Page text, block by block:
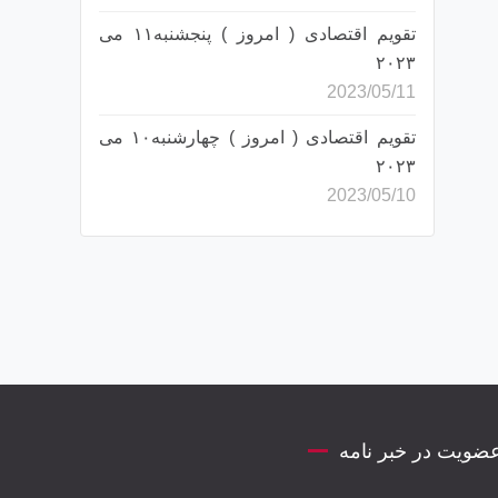
تقویم اقتصادی ( امروز ) پنجشنبه۱۱ می
۲۰۲۳
2023/05/11
تقویم اقتصادی ( امروز ) چهارشنبه۱۰ می
۲۰۲۳
2023/05/10
در خبر نامه